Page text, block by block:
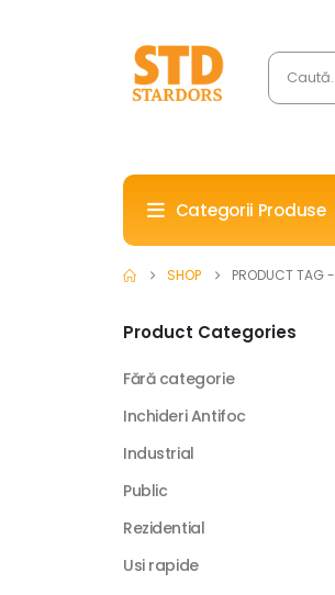
Categorii Produse
SHOP PRODUCT TAG -
Product Categories
Fără categorie
Inchideri Antifoc
Industrial
Public
Rezidential
Usi rapide